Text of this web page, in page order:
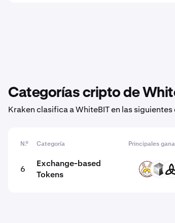
Categorías cripto de
Kraken clasifica a WhiteBIT en las
N.º Categoría Principales
6
Exchange-based
Tokens
RABBIT NEX MDEX